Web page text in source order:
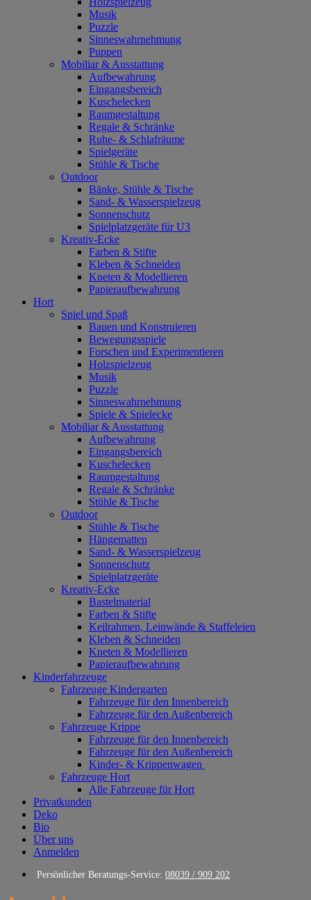
Musik
Puzzle
Sinneswahrnehmung
Puppen
Mobiliar & Ausstattung
Aufbewahrung
Eingangsbereich
Kuschelecken
Raumgestaltung
Regale & Schränke
Ruhe- & Schlafräume
Spielgeräte
Stühle & Tische
Outdoor
Bänke, Stühle & Tische
Sand- & Wasserspielzeug
Sonnenschutz
Spielplatzgeräte für U3
Kreativ-Ecke
Farben & Stifte
Kleben & Schneiden
Kneten & Modellieren
Papieraufbewahrung
Hort
Spiel und Spaß
Bauen und Konstruieren
Bewegungsspiele
Forschen und Experimentieren
Holzspielzeug
Musik
Puzzle
Sinneswahrnehmung
Spiele & Spielecke
Mobiliar & Ausstattung
Aufbewahrung
Eingangsbereich
Kuschelecken
Raumgestaltung
Regale & Schränke
Stühle & Tische
Outdoor
Stühle & Tische
Hängematten
Sand- & Wasserspielzeug
Sonnenschutz
Spielplatzgeräte
Kreativ-Ecke
Bastelmaterial
Farben & Stifte
Keilrahmen, Leinwände & Staffeleien
Kleben & Schneiden
Kneten & Modellieren
Papieraufbewahrung
Kinderfahrzeuge
Fahrzeuge Kindergarten
Fahrzeuge für den Innenbereich
Fahrzeuge für den Außenbereich
Fahrzeuge Krippe
Fahrzeuge für den Innenbereich
Fahrzeuge für den Außenbereich
Kinder- & Krippenwagen
Fahrzeuge Hort
Alle Fahrzeuge für Hort
Privatkunden
Deko
Bio
Über uns
Anmelden
Persönlicher Beratungs-Service: 08039 / 909 202